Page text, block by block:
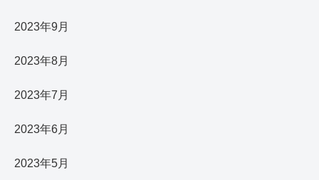
2023年9月
2023年8月
2023年7月
2023年6月
2023年5月